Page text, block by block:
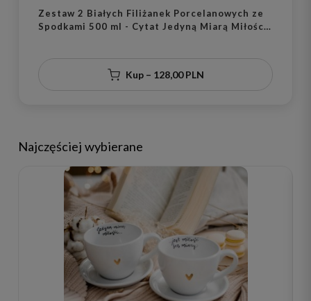
Zestaw 2 Białych Filiżanek Porcelanowych ze
Spodkami 500 ml - Cytat Jedyną Miarą Miłości
Kup – 128,00 PLN
Najczęściej wybierane